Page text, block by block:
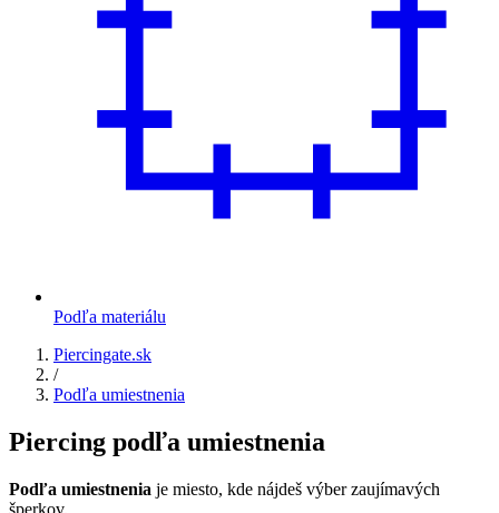
Podľa materiálu
Piercingate.sk
/
Podľa umiestnenia
Piercing podľa umiestnenia
Podľa umiestnenia je miesto, kde nájdeš výber zaujímavých
šperkov.